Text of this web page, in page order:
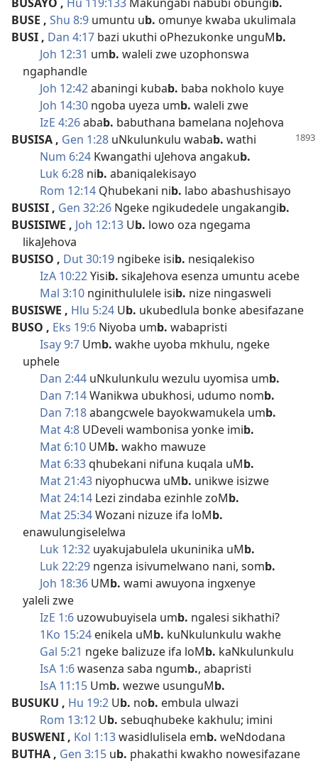
BUSE , Shu 8:9 umuntu ub. omunye kwaba ukulimala
BUSI , Dan 4:17 bazi ukuthi oPhezukonke unguMb.
Joh 12:31 umb. waleli zwe uzophonswa
ngaphandle
Joh 12:42abaningi kubab. baba nokholo kuye
Joh 14:30 ngoba uyeza umb. waleli zwe
IzE 4:26abab. babuthana bamelana noJehova
BUSISA , Gen 1:28 uNkulunkulu wabab. wathi
Num 6:24 Kwangathi uJehova angakub.
Luk 6:28 nib. abaniqalekisayo
Rom 12:14 Qhubekani nib. labo abashushisayo
BUSISI , Gen 32:26 Ngeke ngikudedele ungakangib.
BUSISIWE , Joh 12:13 Ub. lowo oza ngegama
likaJehova
BUSISO , Dut 30:19 ngibeke isib. nesiqalekiso
IzA 10:22Yisib. sikaJehova esenza umuntu acebe
Mal 3:10 nginithululele isib. nize ningasweli
BUSISWE , Hlu 5:24 Ub. ukubedlula bonke abesifazane
BUSO , Eks 19:6 Niyoba umb. wabapristi
Isay 9:7 Umb. wakhe uyoba mkhulu, ngeke
uphele
Dan 2:44 uNkulunkulu wezulu uyomisa umb.
Dan 7:14Wanikwa ubukhosi, udumo nomb.
Dan 7:18abangcwele bayokwamukela umb.
Mat 4:8 UDeveli wambonisa yonke imib.
Mat 6:10 UMb. wakho mawuze
Mat 6:33qhubekani nifuna kuqala uMb.
Mat 21:43 niyophucwa uMb. unikwe isizwe
Mat 24:14 Lezi zindaba ezinhle zoMb.
Mat 25:34Wozani nizuze ifa loMb.
enawulungiselelwa
Luk 12:32 uyakujabulela ukuninika uMb.
Luk 22:29 ngenza isivumelwano nani, somb.
Joh 18:36 UMb. wami awuyona ingxenye
yaleli zwe
IzE 1:6 uzowubuyisela umb. ngalesi sikhathi?
1Ko 15:24 enikela uMb. kuNkulunkulu wakhe
Gal 5:21 ngeke balizuze ifa loMb. kaNkulunkulu
IsA 1:6wasenza saba ngumb., abapristi
IsA 11:15 Umb. wezwe usunguMb.
BUSUKU , Hu 19:2 Ub. nob. embula ulwazi
Rom 13:12 Ub. sebuqhubeke kakhulu; imini
BUSWENI , Kol 1:13wasidlulisela emb. weNdodana
BUTHA , Gen 3:15 ub. phakathi kwakho nowesifazane